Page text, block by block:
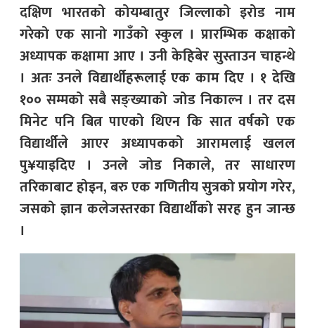
दक्षिण भारतको कोयम्बातुर जिल्लाको इरोड नाम
गरेको एक सानो गाउँको स्कुल । प्रारम्भिक कक्षाको
अध्यापक कक्षामा आए । उनी केहिबेर सुस्ताउन चाहन्थे
। अतः उनले विद्यार्थीहरूलाई एक काम दिए । १ देखि
१०० सम्मको सबै सङ्ख्याको जोड निकाल्न । तर दस
मिनेट पनि बित्न पाएको थिएन कि सात वर्षको एक
विद्यार्थीले आएर अध्यापकको आरामलाई खलल
पु¥याइदिए । उनले जोड निकाले, तर साधारण
तरिकाबाट होइन, बरु एक गणितीय सुत्रको प्रयोग गरेर,
जसको ज्ञान कलेजस्तरका विद्यार्थीको सरह हुन जान्छ
।